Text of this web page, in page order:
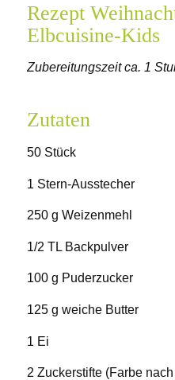
Rezept
Elbcuisine-Kids
Zubereitungszeit ca. 1
Zutaten
50 Stück
1 Stern-Ausstecher
250 g Weizenmehl
1/2 TL Backpulver
100 g Puderzucker
125 g weiche Butter
1 Ei
2 Zuckerstifte (Farbe